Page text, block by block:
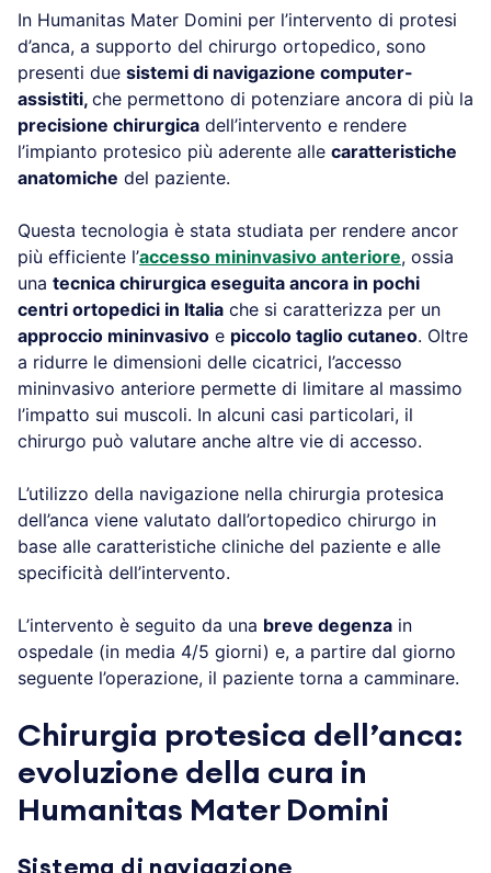
In Humanitas Mater Domini per l’intervento di protesi
d’anca, a supporto del chirurgo ortopedico, sono
presenti due sistemi di navigazione computer-
assistiti, che permettono di potenziare ancora di più la
precisione chirurgica dell’intervento e rendere
l’impianto protesico più aderente alle caratteristiche
anatomiche del paziente.
Questa tecnologia è stata studiata per rendere ancor
più efficiente l’accesso mininvasivo anteriore, ossia
una tecnica chirurgica eseguita ancora in pochi
centri ortopedici in Italia che si caratterizza per un
approccio mininvasivo e piccolo taglio cutaneo. Oltre
a ridurre le dimensioni delle cicatrici, l’accesso
mininvasivo anteriore permette di limitare al massimo
l’impatto sui muscoli. In alcuni casi particolari, il
chirurgo può valutare anche altre vie di accesso.
L’utilizzo della navigazione nella chirurgia protesica
dell’anca viene valutato dall’ortopedico chirurgo in
base alle caratteristiche cliniche del paziente e alle
specificità dell’intervento.
L’intervento è seguito da una breve degenza in
ospedale (in media 4/5 giorni) e, a partire dal giorno
seguente l’operazione, il paziente torna a camminare.
Chirurgia protesica dell’anca:
evoluzione della cura in
Humanitas Mater Domini
Sistema di navigazione